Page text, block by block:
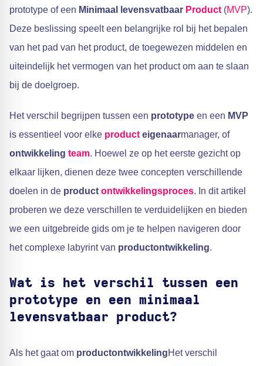
prototype of een Minimaal levensvatbaar Product (MVP).
Deze beslissing speelt een belangrijke rol bij het bepalen
van het pad van het product, de toegewezen middelen en
uiteindelijk het vermogen van het product om aan te slaan
bij de doelgroep.
Het verschil begrijpen tussen een prototype en een MVP
is essentieel voor elke product eigenaarmanager, of
ontwikkeling team. Hoewel ze op het eerste gezicht op
elkaar lijken, dienen deze twee concepten verschillende
doelen in de product ontwikkelingsproces. In dit artikel
proberen we deze verschillen te verduidelijken en bieden
we een uitgebreide gids om je te helpen navigeren door
het complexe labyrint van productontwikkeling.
Wat is het verschil tussen een
prototype en een minimaal
levensvatbaar product?
Als het gaat om productontwikkelingHet verschil